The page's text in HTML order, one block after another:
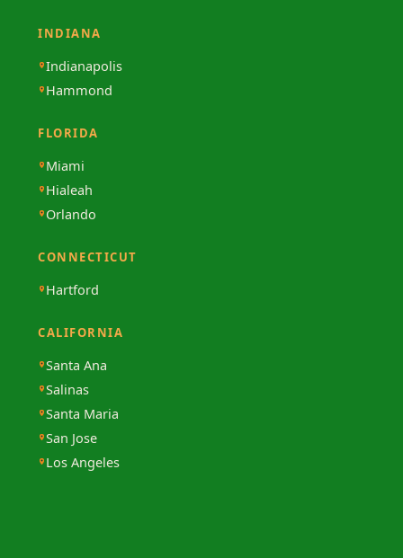
INDIANA
Indianapolis
Hammond
FLORIDA
Miami
Hialeah
Orlando
CONNECTICUT
Hartford
CALIFORNIA
Santa Ana
Salinas
Santa Maria
San Jose
Los Angeles